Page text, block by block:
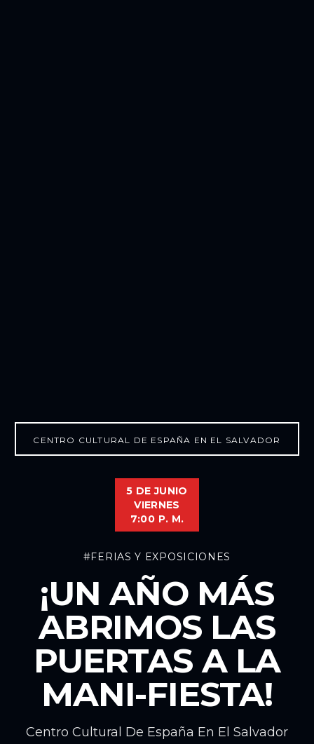
CENTRO CULTURAL DE ESPAÑA EN EL SALVADOR
5 DE JUNIO
VIERNES
7:00 P. M.
#FERIAS Y EXPOSICIONES
¡UN AÑO MÁS
ABRIMOS LAS
PUERTAS A LA
MANI-FIESTA!
Centro Cultural De España En El Salvador